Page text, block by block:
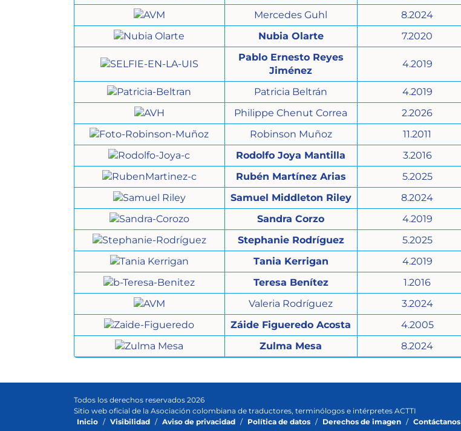
Mercedes Guhl
8.2024
Nubia Olarte
7.2020
Pablo Ernesto Reyes
Jiménez
4.2019
Patricia Beltrán 4.2019
Philippe Chenut Correa
2.2026
Robinson Muñoz
11.2011
Rodolfo Joya Mantilla
3.2016
Rubén Martínez Arias
5.2025
Samuel Middleton Riley
8.2024
Sandra Corzo
4.2019
Stephanie Rodríguez
5.2025
Tania Kerrigan
4.2019
Teresa Benítez
1.2016
Valeria Rodríguez
3.2024
Záide Figueredo Acosta
4.2005
Zulma Mesa
8.2024
Todos los derechos reservados 2026
Sitio web oficial de la Asociación colombiana de traductores, terminólogos e intérpretes ACTTI
Inicio / Visibilidad / Aviso de privacidad / Política de datos / Derechos de imagen / Contáctanos